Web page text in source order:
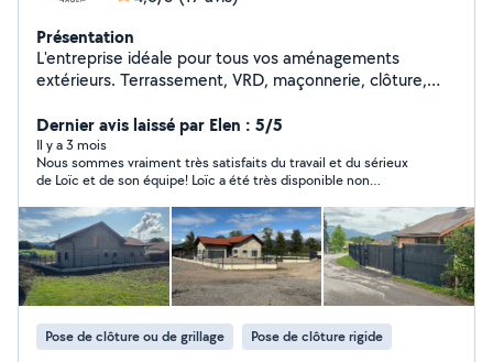
Présentation
L'entreprise idéale pour tous vos aménagements
extérieurs. Terrassement, VRD, maçonnerie, clôture,
est notre objectif permanent ! N'hésitez pas à me
contacter je ferai au mieux pour répondre à vos
demandes ! Si vous souhaitez voir nos réalisations,
n'hésitez pas à vous rendre sur notre page Facebook
Dernier avis laissé par Elen : 5/5
Il y a 3 mois
Nous sommes vraiment très satisfaits du travail et du sérieux
de Loïc et de son équipe! Loïc a été très disponible non
projet et surtout après, pour les finitions. L’équipe a bien pris le
temps et le soin de faire un travail de qualité, on voyait qu’ils
réfléchissaient vraiment à trouver la meilleure solution
possible, même lors d’imprévus. Nous recommandons sans
hésiter Chablais Aménagement et nous avons même transmis
leurs coordonnées à nos proches et voisins :) Bravo!
Pose de clôture ou de grillage
Pose de clôture rigide